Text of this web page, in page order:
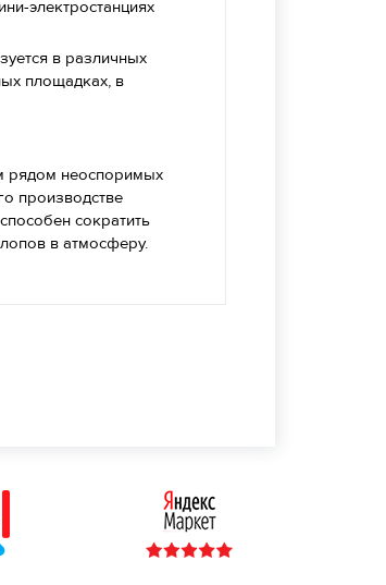
электростанциях
в различных
площадках, в
рядом неоспоримых
производстве
сократить
в атмосферу.